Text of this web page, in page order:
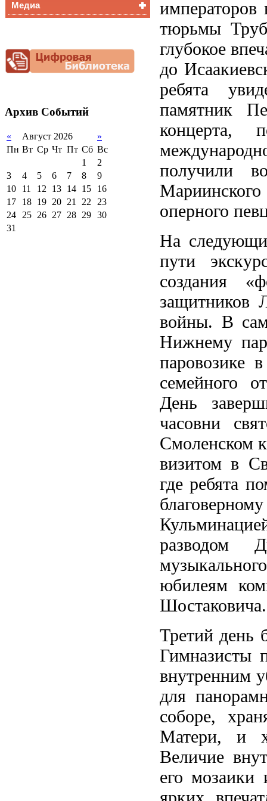
Снижение
документационной
нагрузки
Медиа
Архив Событий
« Август 2026
»
Пн Вт Ср Чт Пт Сб Вс
1
2
3
4 5 6 7 8
9
10
11 12 13 14 15
16
17
18 19 20 21 22 23
24 25 26 27 28 29 30
31
тюрьмы
глубокое
до
ребята
памятник
концерта,
получили
оперного
На
пути
создания
защитников
войны. В
Нижнему
паровозике
семейного
День
часовни
Смоленском
визитом в
где ребята
разводом
юбилеям
Шостаковича.
Третий день
Гимназисты
внутренним
для
соборе,
Матери, и
Величие
его мозаики
ярких